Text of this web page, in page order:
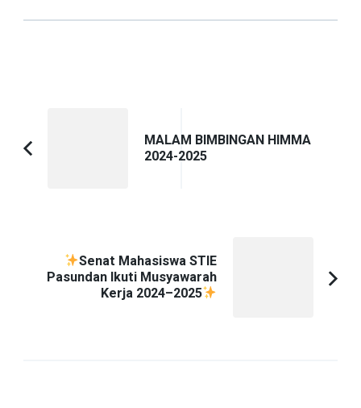
Artikel
MALAM BIMBINGAN HIMMA
2024-2025
Senat Mahasiswa STIE
Pasundan Ikuti Musyawarah
Kerja 2024–2025